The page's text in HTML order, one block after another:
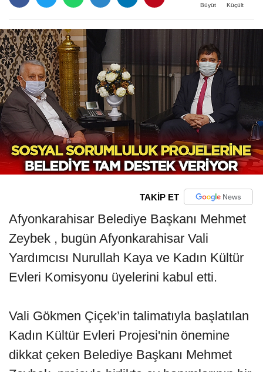
Büyüt Küçült
TAKİP ET
Afyonkarahisar Belediye Başkanı Mehmet
Zeybek , bugün Afyonkarahisar Vali
Yardımcısı Nurullah Kaya ve Kadın Kültür
Evleri Komisyonu üyelerini kabul etti.
Vali Gökmen Çiçek’in talimatıyla başlatılan
Kadın Kültür Evleri Projesi'nin önemine
dikkat çeken Belediye Başkanı Mehmet